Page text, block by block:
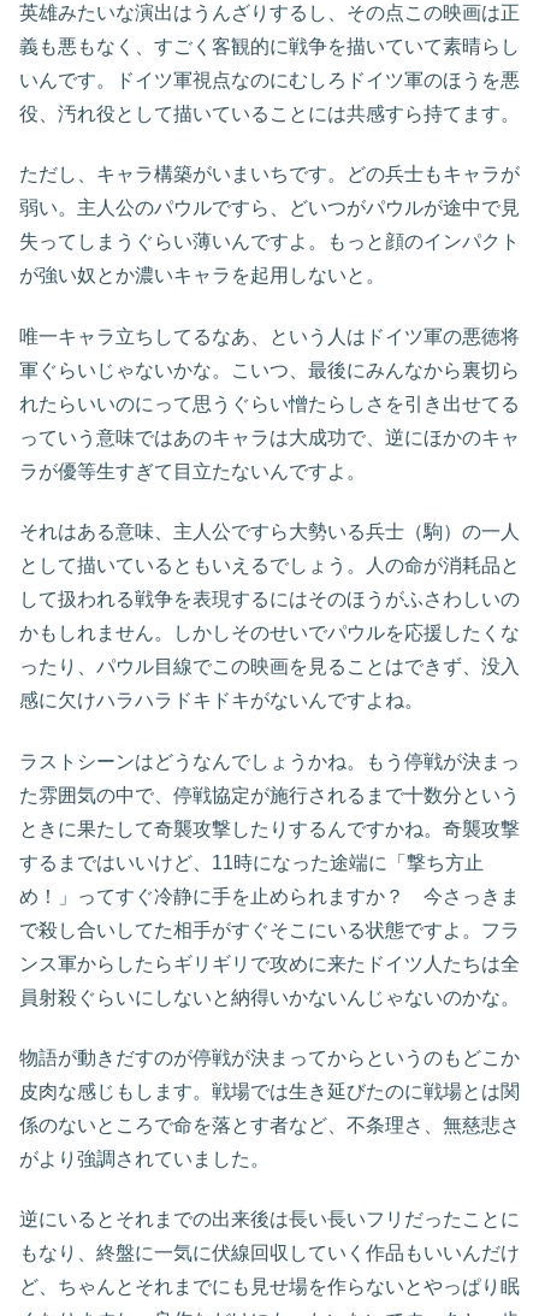
英雄みたいな演出はうんざりするし、その点この映画は正
義も悪もなく、すごく客観的に戦争を描いていて素晴らし
いんです。ドイツ軍視点なのにむしろドイツ軍のほうを悪
役、汚れ役として描いていることには共感すら持てます。
ただし、キャラ構築がいまいちです。どの兵士もキャラが
弱い。主人公のパウルですら、どいつがパウルが途中で見
失ってしまうぐらい薄いんですよ。もっと顔のインパクト
が強い奴とか濃いキャラを起用しないと。
唯一キャラ立ちしてるなあ、という人はドイツ軍の悪徳将
軍ぐらいじゃないかな。こいつ、最後にみんなから裏切ら
れたらいいのにって思うぐらい憎たらしさを引き出せてる
っていう意味ではあのキャラは大成功で、逆にほかのキャ
ラが優等生すぎて目立たないんですよ。
それはある意味、主人公ですら大勢いる兵士（駒）の一人
として描いているともいえるでしょう。人の命が消耗品と
して扱われる戦争を表現するにはそのほうがふさわしいの
かもしれません。しかしそのせいでパウルを応援したくな
ったり、パウル目線でこの映画を見ることはできず、没入
感に欠けハラハラドキドキがないんですよね。
ラストシーンはどうなんでしょうかね。もう停戦が決まっ
た雰囲気の中で、停戦協定が施行されるまで十数分という
ときに果たして奇襲攻撃したりするんですかね。奇襲攻撃
するまではいいけど、11時になった途端に「撃ち方止
め！」ってすぐ冷静に手を止められますか？ 今さっきま
で殺し合いしてた相手がすぐそこにいる状態ですよ。フラ
ンス軍からしたらギリギリで攻めに来たドイツ人たちは全
員射殺ぐらいにしないと納得いかないんじゃないのかな。
物語が動きだすのが停戦が決まってからというのもどこか
皮肉な感じもします。戦場では生き延びたのに戦場とは関
係のないところで命を落とす者など、不条理さ、無慈悲さ
がより強調されていました。
逆にいるとそれまでの出来後は長い長いフリだったことに
もなり、終盤に一気に伏線回収していく作品もいいんだけ
ど、ちゃんとそれまでにも見せ場を作らないとやっぱり眠